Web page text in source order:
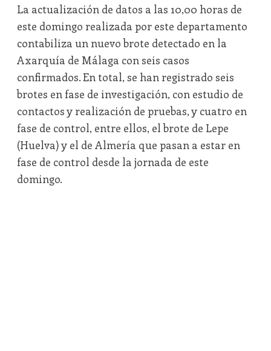
La actualización de datos a las 10,00 horas de
este domingo realizada por este departamento
contabiliza un nuevo brote detectado en la
Axarquía de Málaga con seis casos
confirmados. En total, se han registrado seis
brotes en fase de investigación, con estudio de
contactos y realización de pruebas, y cuatro en
fase de control, entre ellos, el brote de Lepe
(Huelva) y el de Almería que pasan a estar en
fase de control desde la jornada de este
domingo.